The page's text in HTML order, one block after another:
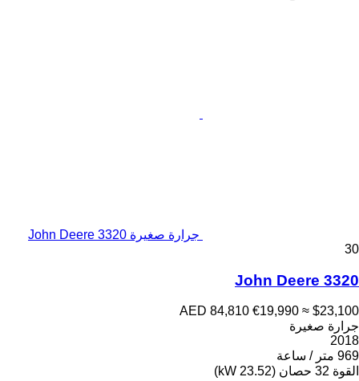
جرارة صغيرة John Deere 3320
30
John Deere 3320
AED 84,810 €19,990 ≈ $23,100
جرارة صغيرة
2018
969 متر / ساعة
القوة 32 حصان (23.52 kW)